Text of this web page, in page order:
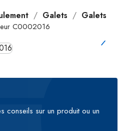
Galets
Galets
C0002016
conseils sur un produit ou un